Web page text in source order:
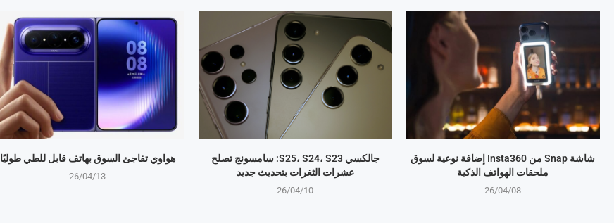
هواوي تفاجئ السوق بهاتف قابل للطي طوليًا
26/04/13
جالكسي S25، S24، S23: سامسونج تصلح
عشرات الثغرات بتحديث جديد
26/04/10
شاشة Snap من Insta360 إضافة نوعية لسوق
ملحقات الهواتف الذكية
26/04/08